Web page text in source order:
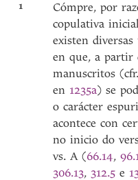
1
Cómpre, por
copulativa
existen diversas
en que, a partir
manuscritos
en 1235a) se
o carácter
acontece con
no inicio do
vs. A (66.14,
306.13, 312.5e